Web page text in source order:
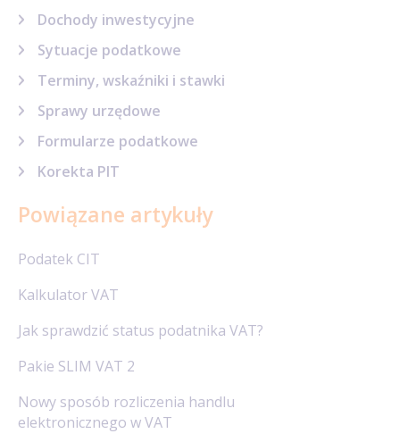
Dochody inwestycyjne
Sytuacje podatkowe
Terminy, wskaźniki i stawki
Sprawy urzędowe
Formularze podatkowe
Korekta PIT
Powiązane artykuły
Podatek CIT
Kalkulator VAT
Jak sprawdzić status podatnika VAT?
Pakie SLIM VAT 2
Nowy sposób rozliczenia handlu
elektronicznego w VAT